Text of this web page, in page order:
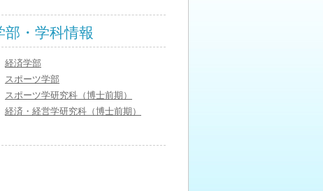
部・学科情報
経済学部
スポーツ学部
スポーツ学研究科（博士前期）
経済・経営学研究科（博士前期）